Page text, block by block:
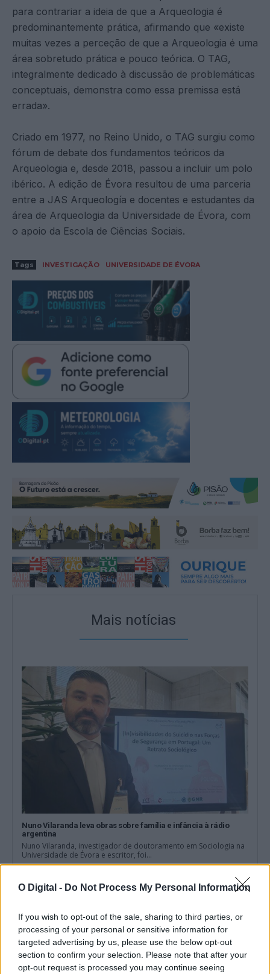
O Digital - Do Not Process My Personal Information
If you wish to opt-out of the sale, sharing to third parties, or
processing of your personal or sensitive information for
targeted advertising by us, please use the below opt-out
section to confirm your selection. Please note that after your
opt-out request is processed you may continue seeing
para contrariar a ideia de que a Arqueologia é
predominantemente prática, afirmando que «existe
muitas vezes a perceção de que a Arqueologia é uma
área sobretudo prática e pouco teórica. O TAG,
integralmente dedicado à discussão de problemáticas
conceptuais, demonstra como essa premissa está
errada».
Criado em 1977, no Reino Unido, o TAG surgiu como
fórum de debate dos fundamentos teóricos da
Arqueologia e, desde 2018, passou a incluir um polo
ibérico. A edição de Évora resultou de uma parceria
entre a JAS Arqueología e docentes e estudantes da
área de Arqueologia da Universidade de Évora, com
o apoio da Escola de Ciências Sociais.
Tags INVESTIGAÇÃO UNIVERSIDADE DE ÉVORA
Mais notícias
Nuno Vilaranda leva obras sobre família e infância à rádio
argentina
Nuno Vilaranda, investigador de doutoramento em Sociologia na
Universidade de Évora e escritor, foi...